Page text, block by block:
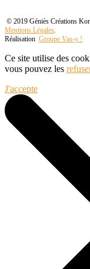
© 2019 Géniès Créations
Mentions Légales.
Réalisation Groupe Vas-y !
Ce site utilise des
vous pouvez les
J'accepte